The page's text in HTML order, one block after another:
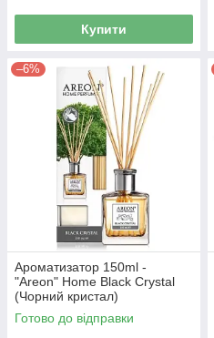
Купити
–6%
Ароматизатор 150ml -
"Areon" Нome Black Crystal
(Чорний кристал)
Готово до відправки